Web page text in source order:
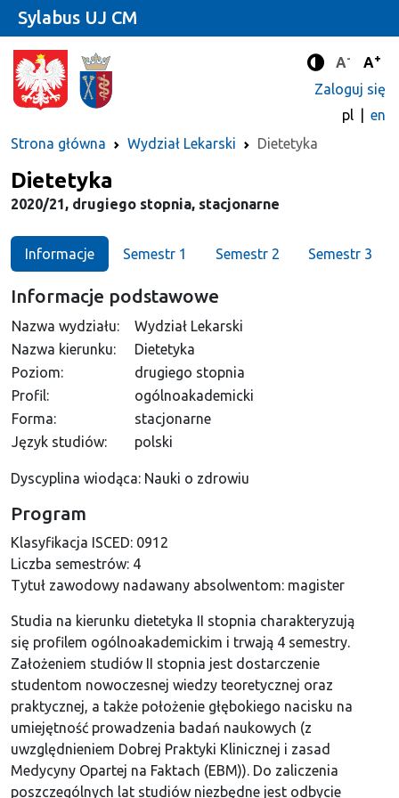
Tryb
A- A+
Zaloguj się
pl
en
Strona główna
Wydział Lekarski Dietetyka
Sylabus UJ CM
Kierunek
Dietetyka
2020/21, drugiego stopnia, stacjonarne
Informacje Semestr 1 Semestr 2 Semestr 3
Informacje podstawowe
Nazwa wydziału:
Wydział Lekarski
Nazwa kierunku:
Dietetyka
Poziom:
drugiego stopnia
Profil:
ogólnoakademicki
Forma:
stacjonarne
Język studiów:
polski
Dyscyplina wiodąca: Nauki o zdrowiu
Program
Klasyfikacja ISCED: 0912
Liczba semestrów: 4
Tytuł zawodowy nadawany absolwentom: magister
Studia na kierunku dietetyka II stopnia charakteryzują
się profilem ogólnoakademickim i trwają 4 semestry.
Założeniem studiów II stopnia jest dostarczenie
studentom nowoczesnej wiedzy teoretycznej oraz
praktycznej, a także położenie głębokiego nacisku na
umiejętność prowadzenia badań naukowych (z
uwzględnieniem Dobrej Praktyki Klinicznej i zasad
Medycyny Opartej na Faktach (EBM)). Do zaliczenia
poszczególnych lat studiów niezbędne jest odbycie